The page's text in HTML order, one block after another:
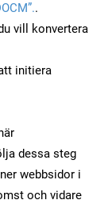
.
vill konvertera
initiera
dessa steg
webbsidor i
och vidare